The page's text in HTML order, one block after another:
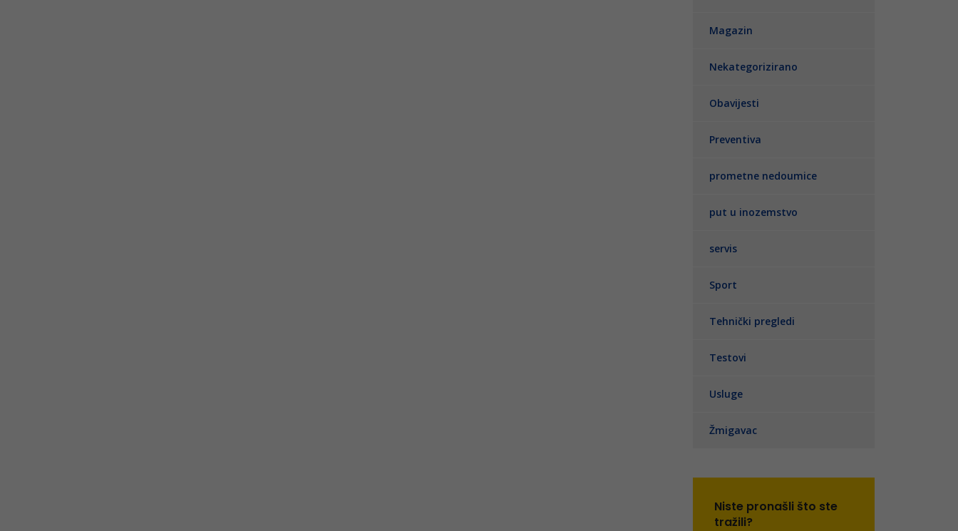
Magazin
Nekategorizirano
Obavijesti
Preventiva
prometne nedoumice
put u inozemstvo
servis
Sport
Tehnički pregledi
Testovi
Usluge
Žmigavac
Niste pronašli što ste
tražili?